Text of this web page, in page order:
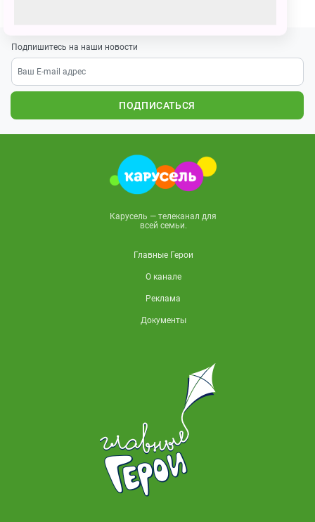
Подпишитесь на наши новости
ПОДПИСАТЬСЯ
Карусель — телеканал для
всей семьи.
Главные Герои
О канале
Реклама
Документы